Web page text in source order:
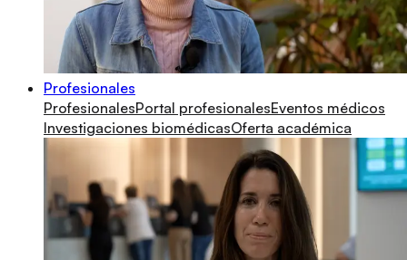
Profesionales
ProfesionalesPortal profesionalesEventos médicos
Investigaciones biomédicasOferta académica